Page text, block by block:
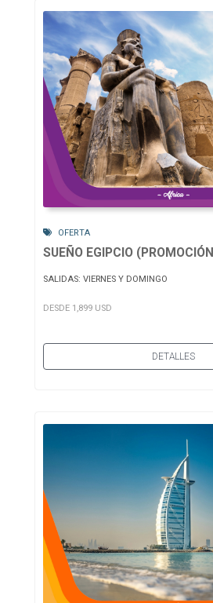
OFERTA
SUEÑO EGIPCIO
SALIDAS: VIERNES Y DOMINGO
DESDE 1,899 USD
DETALLES